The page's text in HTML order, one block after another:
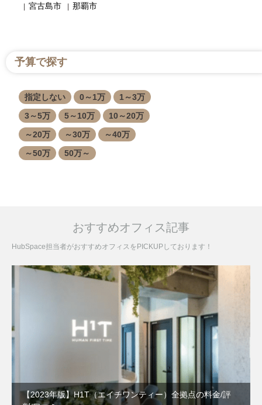
宮古島市
那覇市
予算で探す
指定しない 0～1万
1～3万
3～5万
5～10万
10～20万
～20万
～30万
～40万
～50万
50万～
おすすめオフィス記事
HubSpace担当者がおすすめオフィスをPICKUPしております！
【2023年版】H1T（エイチワンティー）全拠点の料金/評